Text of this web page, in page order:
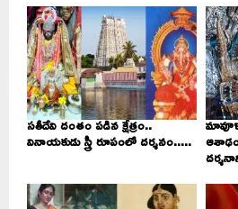
సతీదేవి దంతం పడిన క్షేత్రం..
వినాయకుడు స్త్రీ రూపంలో దర్శనం.....